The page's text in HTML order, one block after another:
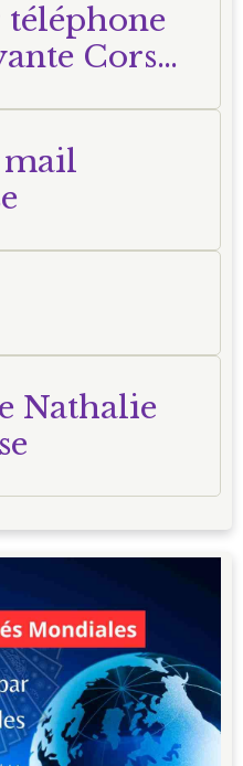
téléphone
Corse
mail
Nathalie